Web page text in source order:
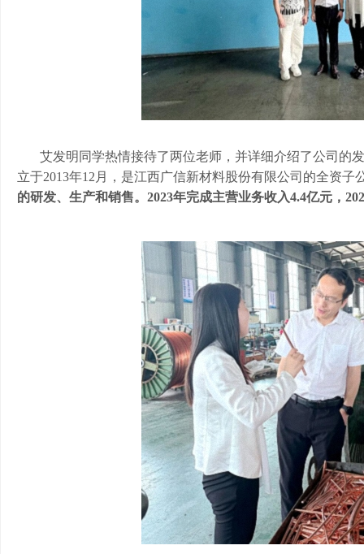
艾发明同学热情接待了两位老师，并详细介绍了公司的
立于2013年12月，是江西广信新材料股份有限公司的全资子
的研发、生产和销售。 2023年完成主营业务收入4.4亿元，